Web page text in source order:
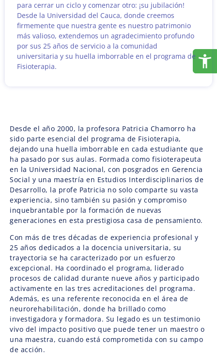
para cerrar un ciclo y comenzar otro: ¡su jubilación!
Desde la Universidad del Cauca, donde creemos
firmemente que nuestra gente es nuestro patrimonio
más valioso, extendemos un agradecimiento profundo
por sus 25 años de servicio a la comunidad
universitaria y su huella imborrable en el programa de
Fisioterapia.
Desde el año 2000, la profesora Patricia Chamorro ha
sido parte esencial del programa de Fisioterapia,
dejando una huella imborrable en cada estudiante que
ha pasado por sus aulas. Formada como fisioterapeuta
en la Universidad Nacional, con posgrados en Gerencia
Social y una maestría en Estudios Interdisciplinarios de
Desarrollo, la profe Patricia no solo comparte su vasta
experiencia, sino también su pasión y compromiso
inquebrantable por la formación de nuevas
generaciones en esta prestigiosa casa de pensamiento.
Con más de tres décadas de experiencia profesional y
25 años dedicados a la docencia universitaria, su
trayectoria se ha caracterizado por un esfuerzo
excepcional. Ha coordinado el programa, liderado
procesos de calidad durante nueve años y participado
activamente en las tres acreditaciones del programa.
Además, es una referente reconocida en el área de
neurorehabilitación, donde ha brillado como
investigadora y formadora. Su legado es un testimonio
vivo del impacto positivo que puede tener un maestro o
una maestra, cuando está comprometida con su campo
de acción.